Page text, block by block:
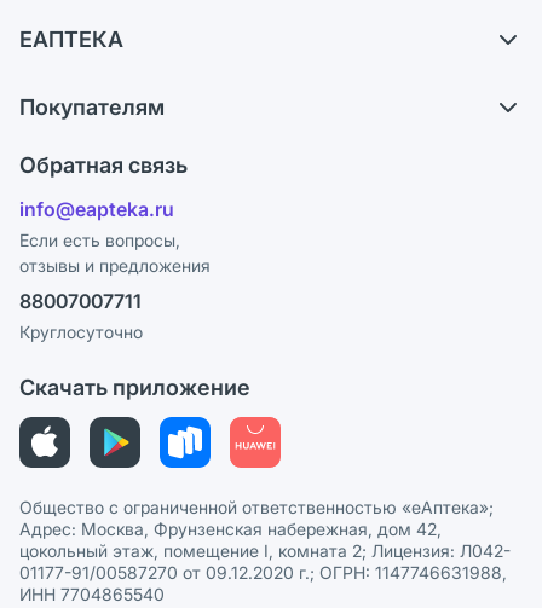
Самовывоз из аптек
Ответы на вопросы
Блог
ЕАПТЕКА
Карьера
Поставщики
Лицензия
Реклама на сайте
Ваши товары на ЕАПТЕКЕ
Покупателям
Программа СберСпасибо
Политика конфиденциальности
Пользовательское соглашение
Политика рекомендаций
Этика и соответствие
Политика в отношении обработки персональных данных
Обратная связь
info@eapteka.ru
Если есть вопросы,
отзывы и предложения
88007007711
Круглосуточно
Скачать приложение
Общество с ограниченной ответственностью «еАптека»;
Адрес: Москва, Фрунзенская набережная, дом 42,
цокольный этаж, помещение I, комната 2; Лицензия: Л042-
01177-91/00587270 от 09.12.2020 г.; ОГРН: 1147746631988,
ИНН 7704865540